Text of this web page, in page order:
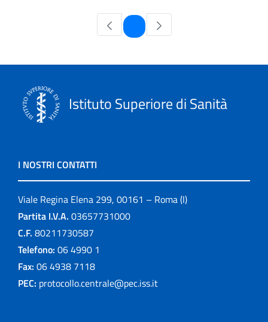
Pagina
Istituto Superiore di Sanità
I NOSTRI CONTATTI
Viale Regina Elena 299, 00161 – Roma (I)
Partita I.V.A. 03657731000
C.F. 80211730587
Telefono: 06 4990 1
Fax: 06 4938 7118
PEC: protocollo.centrale@pec.iss.it